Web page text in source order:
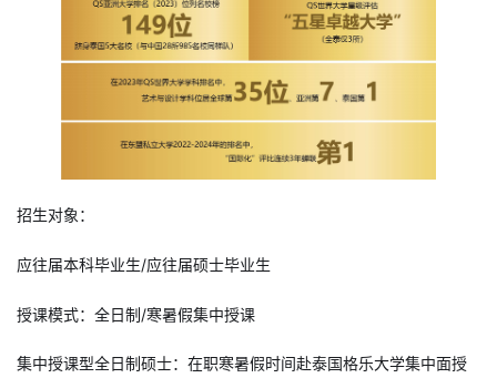
招生对象：
应往届本科毕业生/应往届硕士毕业生
授课模式：全日制/寒暑假集中授课
集中授课型全日制硕士：在职寒暑假时间赴泰国格乐大学集中面授